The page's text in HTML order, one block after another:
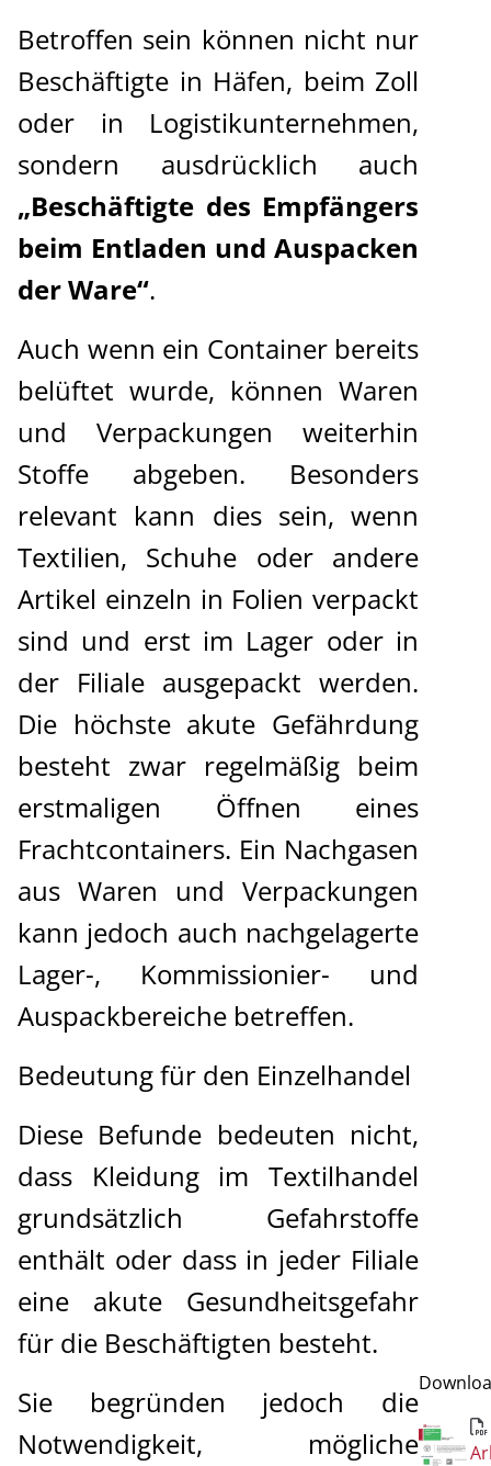
Betroffen sein können nicht nur
Beschäftigte in Häfen, beim Zoll
oder in Logistikunternehmen,
sondern ausdrücklich auch
„Beschäftigte des Empfängers
beim Entladen und Auspacken
der Ware“.
Auch wenn ein Container bereits
belüftet wurde, können Waren
und Verpackungen weiterhin
Stoffe abgeben. Besonders
relevant kann dies sein, wenn
Textilien, Schuhe oder andere
Artikel einzeln in Folien verpackt
sind und erst im Lager oder in
der Filiale ausgepackt werden.
Die höchste akute Gefährdung
besteht zwar regelmäßig beim
erstmaligen Öffnen eines
Frachtcontainers. Ein Nachgasen
aus Waren und Verpackungen
kann jedoch auch nachgelagerte
Lager-, Kommissionier- und
Auspackbereiche betreffen.
Bedeutung für den Einzelhandel
Diese Befunde bedeuten nicht,
dass Kleidung im Textilhandel
grundsätzlich Gefahrstoffe
enthält oder dass in jeder Filiale
eine akute Gesundheitsgefahr
für die Beschäftigten besteht.
Sie begründen jedoch die
Notwendigkeit, mögliche